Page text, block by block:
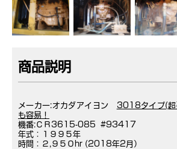
商品説明
メーカー:オカダアイヨン
3018タイプ(超
も容易！
機番:ＣＲ3615-085 #93417
年式：１９９５年
時間：２,９５０hr (2018年2月）